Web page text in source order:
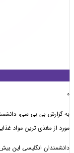
ترین مواد غذایی جهان